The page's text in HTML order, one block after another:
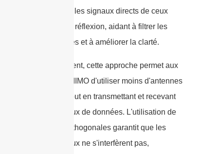
différencier les signaux directs de ceux
arrivant par réflexion, aidant à filtrer les
interférences et à améliorer la clarté.
Concrètement, cette approche permet aux
systèmes MIMO d'utiliser moins d'antennes
séparées tout en transmettant et recevant
plusieurs flux de données. L'utilisation de
polarités orthogonales garantit que les
différents flux ne s'interfèrent pas,